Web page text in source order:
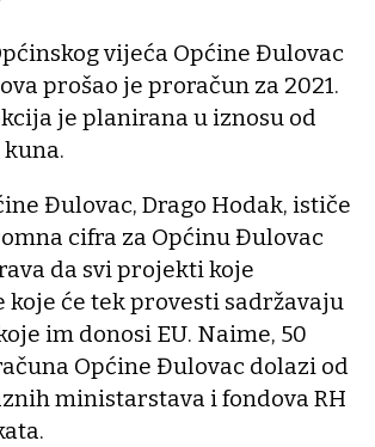
vijeća Općine Đulovac
prošao je proračun za 2021.
je planirana u iznosu od
kuna.
Đulovac, Drago Hodak, ističe
cifra za Općinu Đulovac
da svi projekti koje
koje će tek provesti sadržavaju
im donosi EU. Naime, 50
Općine Đulovac dolazi od
ministarstava i fondova RH